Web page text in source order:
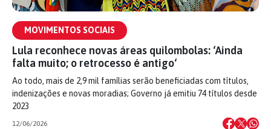
MOVIMENTOS SOCIAIS
Lula reconhece novas áreas quilombolas: ‘Ainda
falta muito; o retrocesso é antigo‘
Ao todo, mais de 2,9 mil famílias serão beneficiadas com títulos,
indenizações e novas moradias; Governo já emitiu 74 títulos desde
2023
12/06/2026